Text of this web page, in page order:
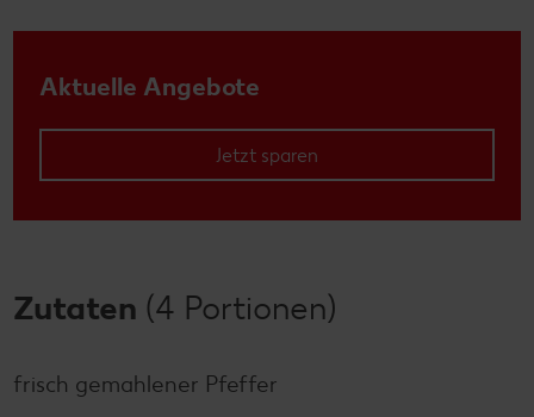
Aktuelle Angebote
Jetzt sparen
Zutaten (4 Portionen)
frisch gemahlener Pfeffer